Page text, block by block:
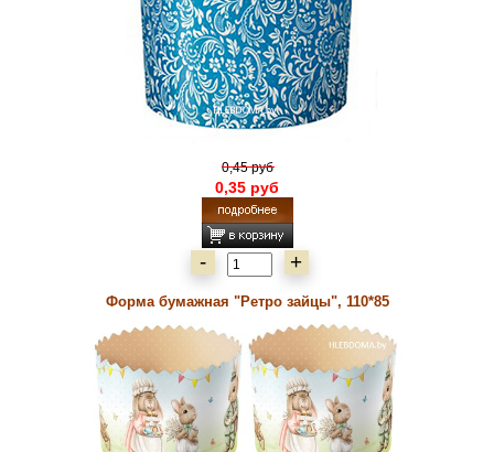
0,45 руб
0,35 руб
- +
Форма бумажная "Ретро зайцы", 110*85